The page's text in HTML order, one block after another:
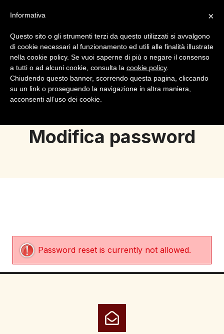
Login Registrazione
Modifica password
Password reset is currently not allowed.
×
Informativa
Questo sito o gli strumenti terzi da questo utilizzati si avvalgono
di cookie necessari al funzionamento ed utili alle finalità illustrate
nella cookie policy. Se vuoi saperne di più o negare il consenso
a tutti o ad alcuni cookie, consulta la cookie policy.
Chiudendo questo banner, scorrendo questa pagina, cliccando
su un link o proseguendo la navigazione in altra maniera,
acconsenti all’uso dei cookie.